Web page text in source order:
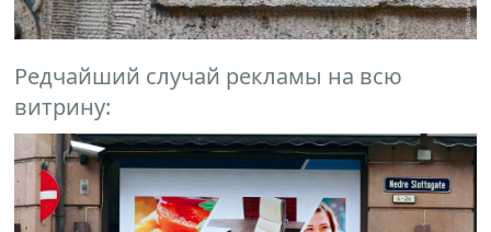
Редчайший случай рекламы на всю
витрину: